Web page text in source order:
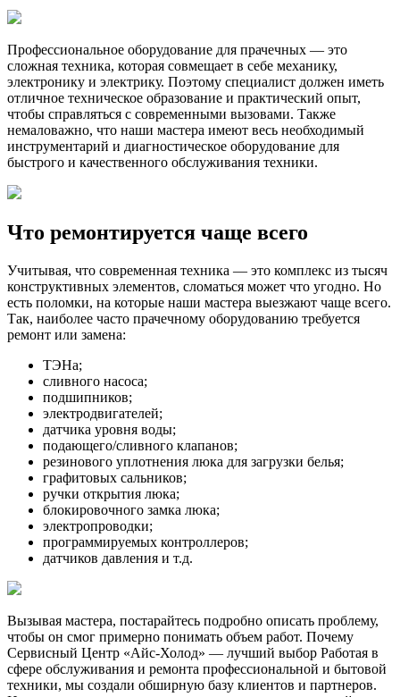
Профессиональное оборудование для прачечных — это
сложная техника, которая совмещает в себе механику,
электронику и электрику. Поэтому специалист должен иметь
отличное техническое образование и практический опыт,
чтобы справляться с современными вызовами. Также
немаловажно, что наши мастера имеют весь необходимый
инструментарий и диагностическое оборудование для
быстрого и качественного обслуживания техники.
Что ремонтируется чаще всего
Учитывая, что современная техника — это комплекс из тысяч
конструктивных элементов, сломаться может что угодно. Но
есть поломки, на которые наши мастера выезжают чаще всего.
Так, наиболее часто прачечному оборудованию требуется
ремонт или замена:
ТЭНа;
сливного насоса;
подшипников;
электродвигателей;
датчика уровня воды;
подающего/сливного клапанов;
резинового уплотнения люка для загрузки белья;
графитовых сальников;
ручки открытия люка;
блокировочного замка люка;
электропроводки;
программируемых контроллеров;
датчиков давления и т.д.
Вызывая мастера, постарайтесь подробно описать проблему,
чтобы он смог примерно понимать объем работ. Почему
Сервисный Центр «Айс-Холод» — лучший выбор Работая в
сфере обслуживания и ремонта профессиональной и бытовой
техники, мы создали обширную базу клиентов и партнеров.